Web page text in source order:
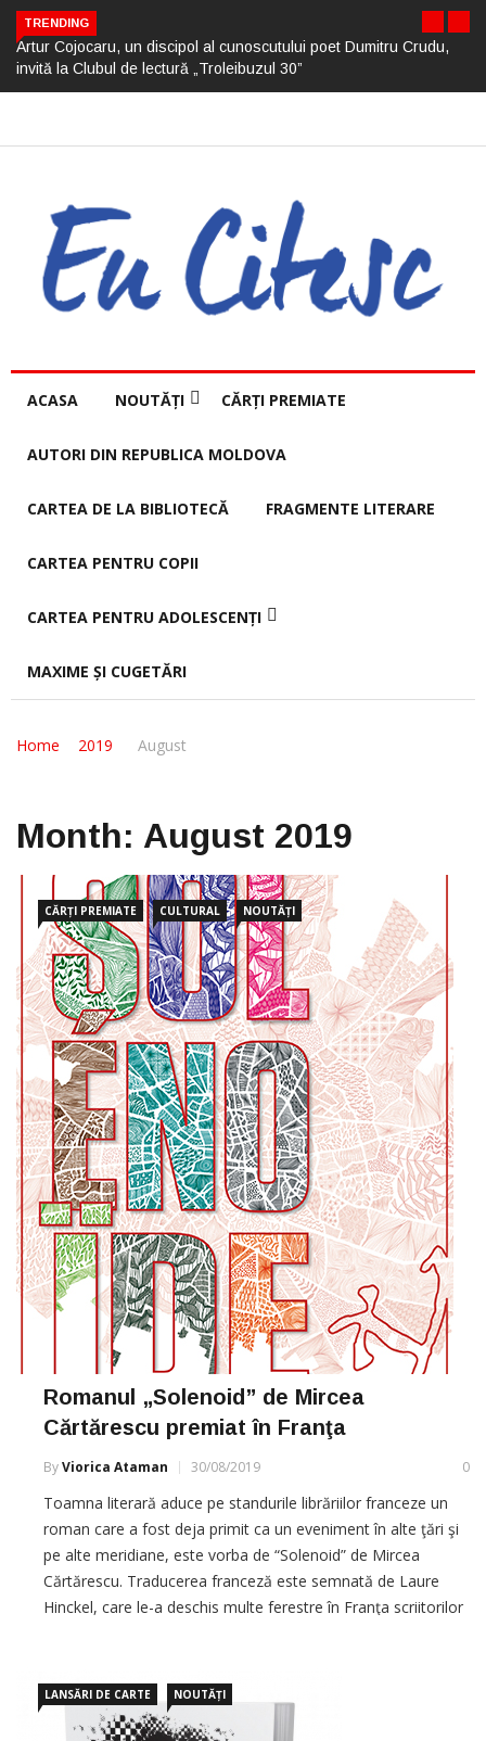
TRENDING
Artur Cojocaru, un discipol al cunoscutului poet Dumitru Crudu,
invită la Clubul de lectură „Troleibuzul 30”
ACASA NOUTĂȚI CĂRȚI PREMIATE
AUTORI DIN REPUBLICA MOLDOVA
CARTEA DE LA BIBLIOTECĂ FRAGMENTE LITERARE
CARTEA PENTRU COPII
CARTEA PENTRU ADOLESCENȚI
MAXIME ȘI CUGETĂRI
Home 2019 August
Month: August 2019
CĂRȚI PREMIATE CULTURAL NOUTĂȚI
Romanul „Solenoid” de Mircea
Cărtărescu premiat în Franţa
ByViorica Ataman 30/08/2019 0
Toamna literară aduce pe standurile librăriilor franceze un
roman care a fost deja primit ca un eveniment în alte ţări şi
pe alte meridiane, este vorba de “Solenoid” de Mircea
Cărtărescu. Traducerea franceză este semnată de Laure
Hinckel, care le-a deschis multe ferestre în Franţa scriitorilor
LANSĂRI DE CARTE NOUTĂȚI